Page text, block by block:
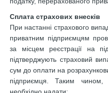
Сплата страхових внесків
При настанні страхового
приватним підприємцям
за місцем реєстрації на
підтверджують страховий
сум до оплати на
підприємця. Таким чином,